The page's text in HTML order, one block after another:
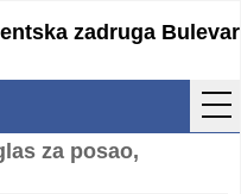
zadruga Bulevar
za posao,